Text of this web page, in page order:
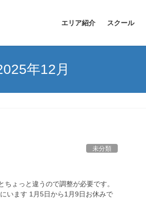
エリア紹介 スクール
年12月
未分類
ょっと違うので調整が必要です。
います 1月5日から1月9日お休みで